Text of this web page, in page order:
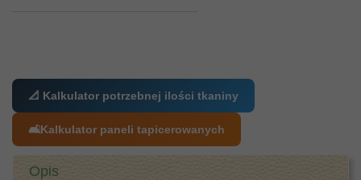
📐 Kalkulator potrzebnej ilości tkaniny
🛋️Kalkulator paneli tapicerowanych
Opis